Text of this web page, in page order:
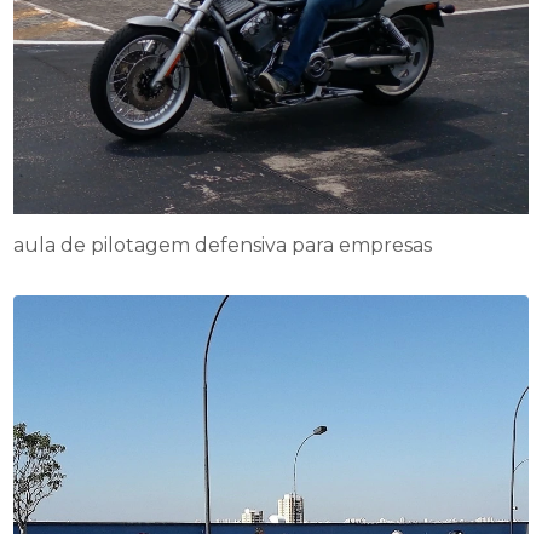
aula de pilotagem defensiva para empresas